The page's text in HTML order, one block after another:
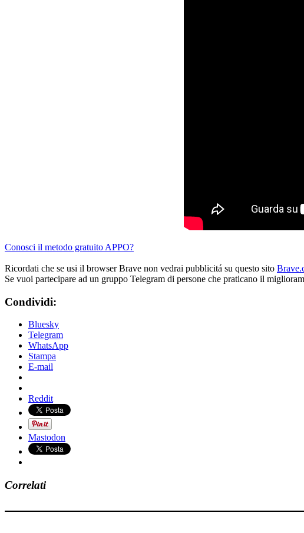
Conosci il metodo gratuito APPO?
Ricordati che se usi il browser Brave non vedrai pubblicitá su questo sito
Se vuoi partecipare ad un gruppo Telegram di persone che praticano il
Condividi:
Bluesky
Telegram
WhatsApp
Stampa
E-mail
Reddit
Mastodon
Correlati